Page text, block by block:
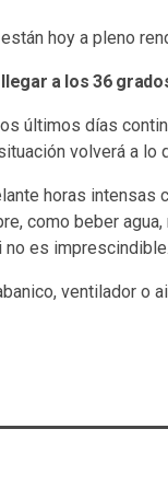
hoy a pleno
a los 36
últimos días
volverá a lo
horas intensas
como beber
es imprescindible.
ventilador o